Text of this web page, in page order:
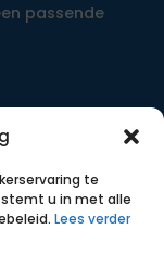
te
u in met alle
Lees verder
passende